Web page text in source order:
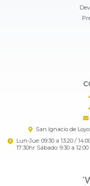
San Ignacio de
Lun-Jue: 09:30 a 13:20 /
17:30hr Sábado: 9:30 a